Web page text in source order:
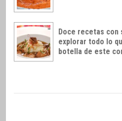
Doce recetas con
explorar todo lo
botella de este